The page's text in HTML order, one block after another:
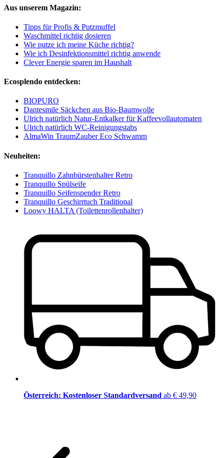
Aus unserem Magazin:
Tipps für Profis & Putzmuffel
Waschmittel richtig dosieren
Wie putze ich meine Küche richtig?
Wie ich Desinfektionsmittel richtig anwende
Clever Energie sparen im Haushalt
Ecosplendo entdecken:
BIOPURO
Dantesmile Säckchen aus Bio-Baumwolle
Ulrich natürlich Natur-Entkalker für Kaffeevollautomaten
Ulrich natürlich WC-Reinigungstabs
AlmaWin TraumZauber Eco Schwamm
Neuheiten:
Tranquillo Zahnbürstenhalter Retro
Tranquillo Spülseife
Tranquillo Seifenspender Retro
Tranquillo Geschirrtuch Traditional
Loowy HALTA (Toilettenrollenhalter)
Österreich: Kostenloser Standardversand ab € 49,90